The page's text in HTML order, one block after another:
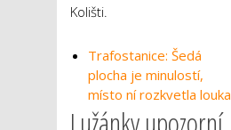
Kolišti.
Trafostanice: Šedá
plocha je minulostí,
místo ní rozkvetla louka
Lužánky upozorní